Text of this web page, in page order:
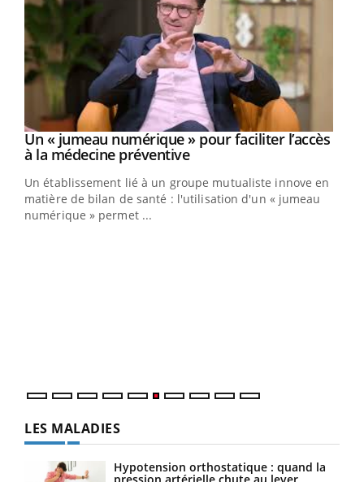
Youtube
Un « jumeau numérique » pour faciliter l’accès
à la médecine préventiveYoutube
Un établissement lié à un groupe mutualiste innove en
matière de bilan de santé : l'utilisation d'un « jumeau
numérique » permet ...
LES MALADIES
Hypotension orthostatique : quand la